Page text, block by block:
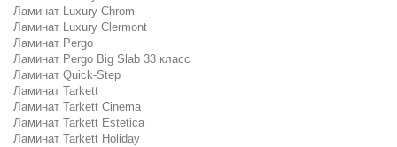
Ламинат Luxury Chrom
Ламинат Luxury Clermont
Ламинат Pergo
Ламинат Pergo Big Slab 33 класс
Ламинат Quick-Step
Ламинат Tarkett
Ламинат Tarkett Cinema
Ламинат Tarkett Estetica
Ламинат Tarkett Holiday